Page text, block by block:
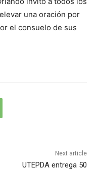
una oración por
el consuelo de sus
Next article
UTEPDA entrega 50